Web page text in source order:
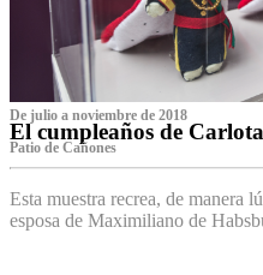
De julio a noviembre de 2018
El cumpleaños de Carlota
Patio de Cañones
Esta muestra recrea, de manera
esposa de Maximiliano de